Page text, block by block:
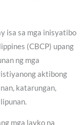
isa sa mga inisyatibo
(CBCP) upang
ng mga
aktibong
katarungan,
mga layko na